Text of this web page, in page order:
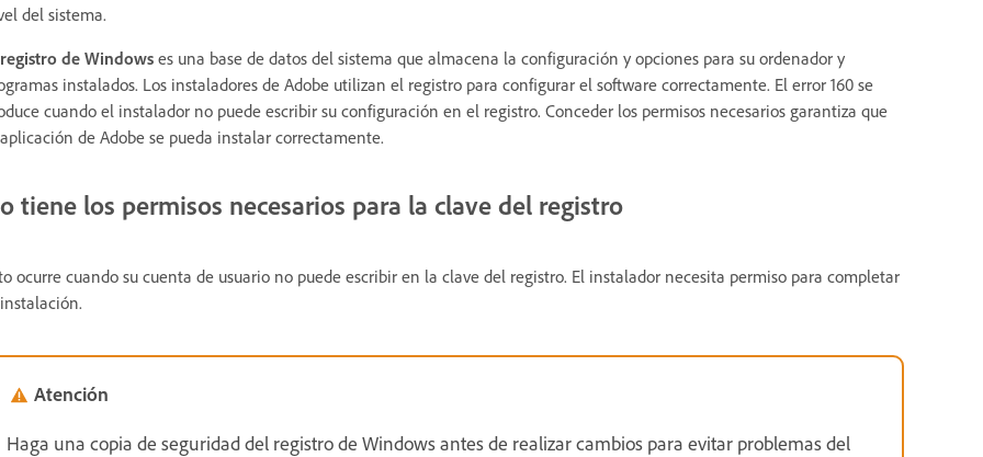
del sistema.
registro de Windows es una base de datos del sistema que almacena la configuración y opciones para su ordenador y
instalados. Los instaladores de Adobe utilizan el registro para configurar el software correctamente. El error 160 se
cuando el instalador no puede escribir su configuración en el registro. Conceder los permisos necesarios garantiza que
de Adobe se pueda instalar correctamente.
tiene los permisos necesarios para la clave del registro
ocurre cuando su cuenta de usuario no puede escribir en la clave del registro. El instalador necesita permiso para completar
Atención
Haga una copia de seguridad del registro de Windows antes de realizar cambios para evitar problemas del